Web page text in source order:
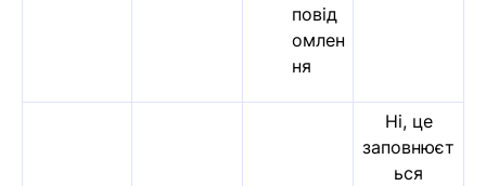
повід
омлен
ня
Ні, це
заповнюєт
ься